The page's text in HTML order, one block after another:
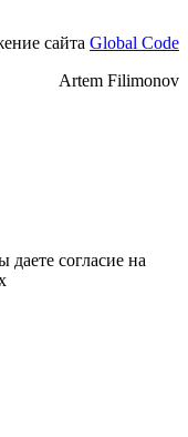
сайта Global Code
Artem Filimonov
согласие на